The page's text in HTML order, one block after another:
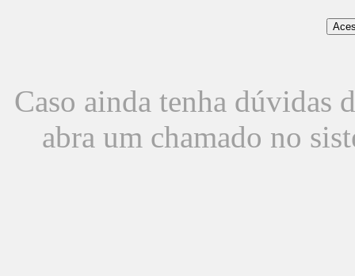
Caso ainda tenha dúvidas
abra um chamado no